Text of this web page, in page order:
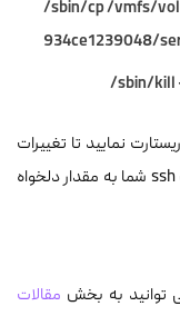
/sbin/cp /vmfs/
934ce1239048/
/sbin/kill
نمایید تا تغییرات
اعمال گردد. پس از ران شدن مجدد سرور، پورت ssh شما به مقدار دلخواه
توانید به بخش مقالات